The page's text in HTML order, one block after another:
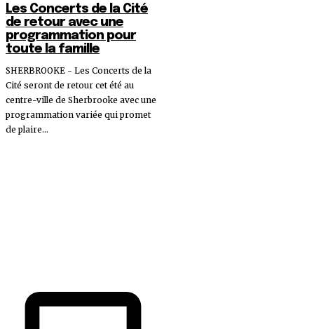
Les Concerts de la Cité
de retour avec une
programmation pour
toute la famille
SHERBROOKE - Les Concerts de la
Cité seront de retour cet été au
centre-ville de Sherbrooke avec une
programmation variée qui promet
de plaire...